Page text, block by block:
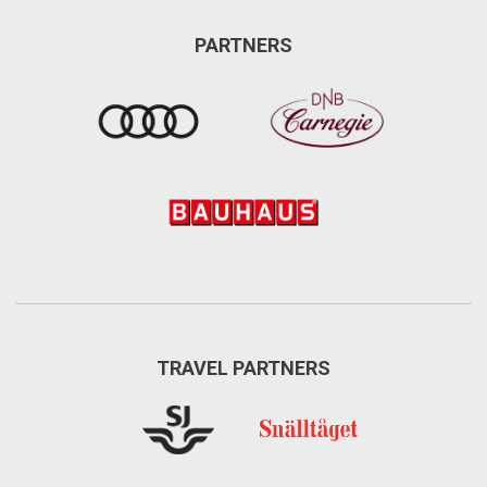
PARTNERS
TRAVEL PARTNERS